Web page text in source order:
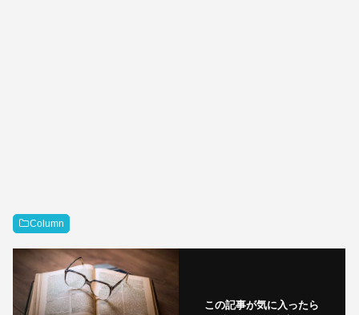
Column
この記事が気に入ったら